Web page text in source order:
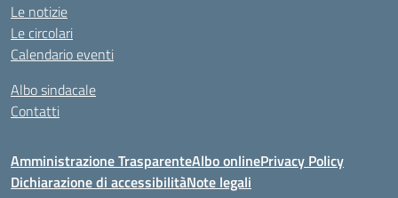
Le notizie
Le circolari
Calendario eventi
Albo sindacale
Contatti
Amministrazione TrasparenteAlbo onlinePrivacy Policy
Dichiarazione di accessibilitàNote legali